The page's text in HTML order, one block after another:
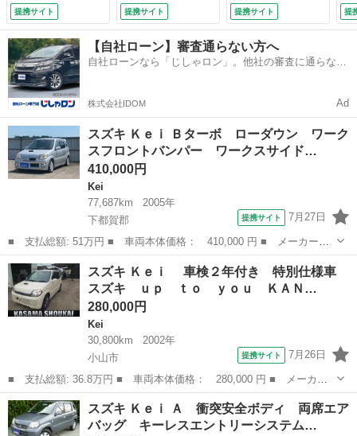
１４インチアルミホ
イール ＣＤ ター
ボ ５速マニュアル
（車検整備付）
提携サイト
ー 電動格納ミラ
ー ＡＴ アルミ
ホイール エアコ
ン パワーウィンド
ウ 運転席エアバッ
提携サイト 提携サイト 提
【自社ローン】審査通らない方へ
自社ローンなら「じしゃロン」。他社の審査に通らなか
株式会社IDOM Ad
スズキ Ｋｅｉ Ｂターボ ローダウン ワーク
スフロントバンパー ワークスサイド…
410,000円
Kei
77,687km
2005年
下都賀郡
提携サイト 7月27日
■ 支払総額: 51万円 ■ 車両本体価格： 410,000 円 ■ メーカー
名： スズキ ■ 車種名： Ｋｅｉ ■ グレード名： Ｂターボ ロ
ーダウン ワークスフロントバンパー ワークスサイドステップ ワ
ークスリアウィン...
栃木 下都賀郡
スズキ Ｋｅｉ 車検２年付き 特別仕様車
スズキ ｕｐ ｔｏ ｙｏｕ ＫＡＮ…
280,000円
Kei
30,800km
2002年
小山市
提携サイト 7月26日
■ 支払総額: 36.8万円 ■ 車両本体価格： 280,000 円 ■ メーカー
名： スズキ ■ 車種名： Ｋｅｉ ■ グレード名： 車検２年付
き 特別仕様車 スズキ ｕｐ ｔｏ ｙｏｕ ＫＡＮＳＡＩ アッ
プ トゥー ...
栃木 小山市 Kei
スズキ Ｋｅｉ Ａ 衝突安全ボディ 両席エア
バッグ キーレスエントリーシステム…